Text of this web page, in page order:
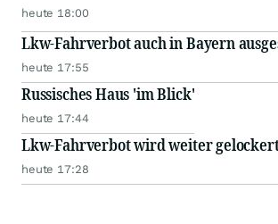
heute 18:00
Lkw-Fahrverbot auch in Bayern
heute 17:55
Russisches Haus 'im Blick'
heute 17:44
Lkw-Fahrverbot wird weiter
heute 17:28